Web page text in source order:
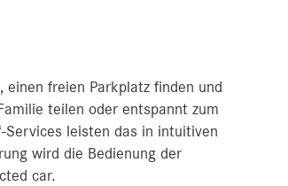
freien Parkplatz finden und
teilen oder entspannt zum
Services leisten das in intuitiven
wird die Bedienung der
car.